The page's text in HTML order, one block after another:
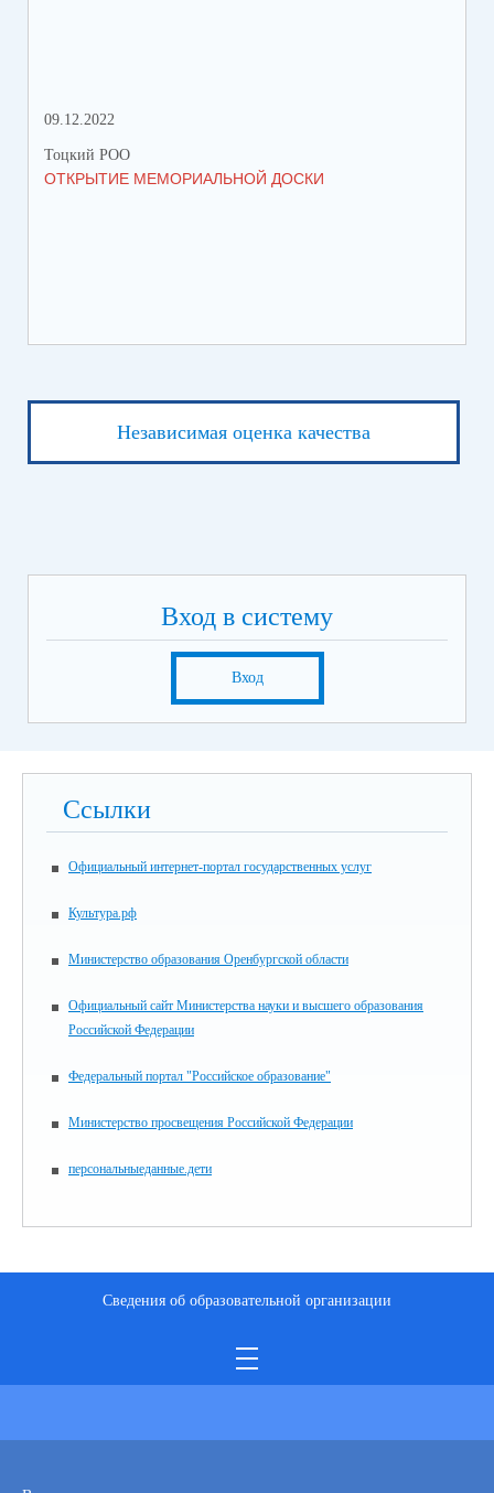
09.12.2022
Тоцкий РОО
ОТКРЫТИЕ МЕМОРИАЛЬНОЙ ДОСКИ
Независимая оценка качества
Вход в систему
Вход
Ссылки
Официальный интернет-портал государственных услуг
Культура.рф
Министерство образования Оренбургской области
Официальный сайт Министерства науки и высшего образования
Российской Федерации
Федеральный портал "Российское образование"
Министерство просвещения Российской Федерации
персональныеданные.дети
Сведения об образовательной организации